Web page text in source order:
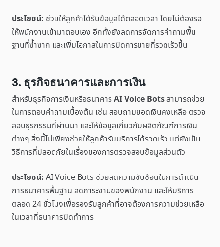
ประโยชน์: ช่วยให้ลูกค้าได้รับข้อมูลได้ตลอดเวลา โดยไม่ต้องรอ
ให้พนักงานเข้ามาตอบเอง อีกทั้งยังลดการจัดการคำถามพื้น
ฐานที่ซ้ำซาก และเพิ่มโอกาสในการปิดการขายที่รวดเร็วขึ้น
3. ธุรกิจธนาคารและการเงิน
สำหรับธุรกิจการเงินหรือธนาคารAI Voice Botsสามารถช่วย
ในการตอบคำถามเบื้องต้น เช่น สอบถามยอดเงินคงเหลือ ตรวจ
สอบธุรกรรมที่ผ่านมา และให้ข้อมูลเกี่ยวกับผลิตภัณฑ์การเงิน
ต่างๆ สิ่งนี้ไม่เพียงช่วยให้ลูกค้ารับบริการได้รวดเร็ว แต่ยังเป็น
วิธีการที่ปลอดภัยในเรื่องของการตรวจสอบข้อมูลส่วนตัว
ประโยชน์: AI Voice Bots ช่วยลดความซับซ้อนในการดำเนิน
การธนาคารพื้นฐาน ลดภาระงานของพนักงาน และให้บริการ
ตลอด 24 ชั่วโมงเพื่อรองรับลูกค้าที่อาจต้องการความช่วยเหลือ
ในเวลาที่ธนาคารปิดทำการ